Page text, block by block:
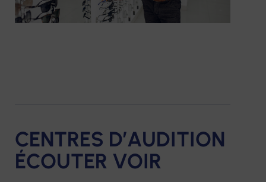
CENTRES D’AUDITION
ÉCOUTER VOIR